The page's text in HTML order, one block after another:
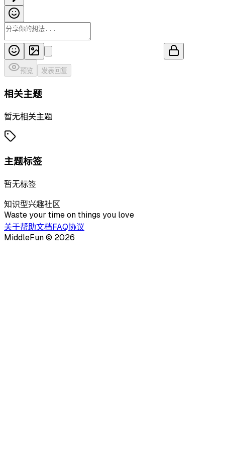
预览 发表回复
相关主题
暂无相关主题
主题标签
暂无标签
知识型兴趣社区
Waste your time on things you love
关于帮助文档FAQ协议
MiddleFun © 2026